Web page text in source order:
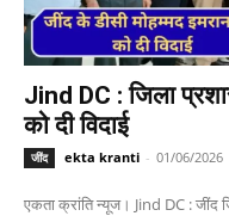
Jind DC : जिला
को दी विदाई
जींद ekta kranti - 01/06/2026
एकता क्रांति न्यूज। Jind DC : जींद